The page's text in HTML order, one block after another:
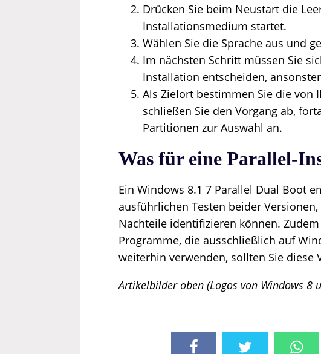
Drücken Sie beim Neustart die
Installationsmedium startet.
Wählen Sie die Sprache aus und
Im nächsten Schritt müssen Sie
Installation entscheiden,
Als Zielort bestimmen Sie die von
schließen Sie den Vorgang ab,
Partitionen zur Auswahl an.
Was für eine Parallel-
Ein Windows 8.1 7 Parallel Dual Boot
ausführlichen Testen beider
Nachteile identifizieren können.
Programme, die ausschließlich auf
weiterhin verwenden, sollten Sie diese
Artikelbilder oben (Logos von Windows